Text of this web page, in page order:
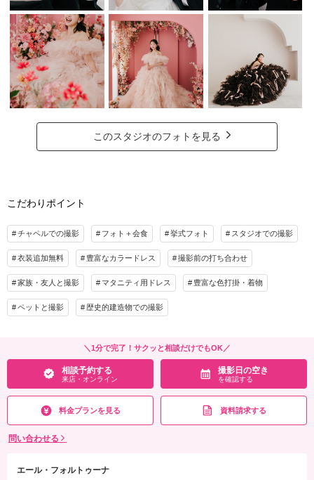
このスタジオのフォトを見る
こだわりポイント
チャペルでの撮影 フォト＋会食 挙式フォト スタジオでの撮影
衣装追加無料 豊富なカラードレス 撮影前の打ち合わせ
家族・友人と撮影 マタニティ用ドレス 豊富な色打掛・着物
ペットと撮影 歴史的建造物での撮影
＼1分で完了！サクッと相談だけでもOK／
相談予約する
来店・オンライン
撮影日の空き
を確認する
料金プランを見る 資料請求する
問い合わせる
エール・フォルトゥーナ